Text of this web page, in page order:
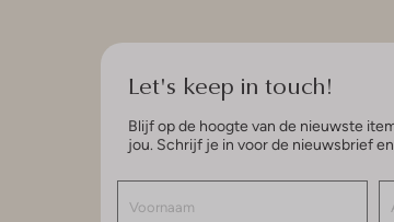
Let's keep in touch!
Blijf op de hoogte van de nieuwste
jou. Schrijf je in voor de nieuwsbrief